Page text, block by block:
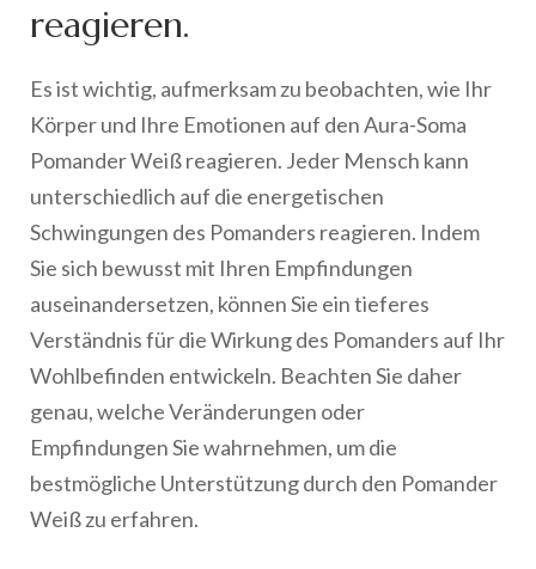
reagieren.
Es ist wichtig, aufmerksam zu beobachten, wie Ihr
Körper und Ihre Emotionen auf den Aura-Soma
Pomander Weiß reagieren. Jeder Mensch kann
unterschiedlich auf die energetischen
Schwingungen des Pomanders reagieren. Indem
Sie sich bewusst mit Ihren Empfindungen
auseinandersetzen, können Sie ein tieferes
Verständnis für die Wirkung des Pomanders auf Ihr
Wohlbefinden entwickeln. Beachten Sie daher
genau, welche Veränderungen oder
Empfindungen Sie wahrnehmen, um die
bestmögliche Unterstützung durch den Pomander
Weiß zu erfahren.